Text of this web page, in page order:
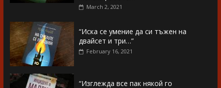
March 2, 2021
“Иска се умение да си тъжен на
двайсет и три…”
February 16, 2021
“Изглежда все пак някой го